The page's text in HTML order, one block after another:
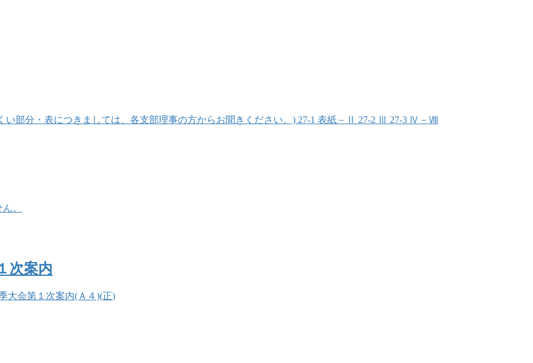
部分・表につきましては、各支部理事の方からお聞きください。) 27-1 表紙－Ⅱ 27-2 Ⅲ 27-3 Ⅳ－Ⅷ
。
次案内
大会第１次案内(Ａ４)(正)